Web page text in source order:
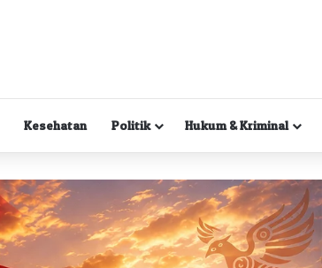
Kesehatan Politik Hukum & Kriminal